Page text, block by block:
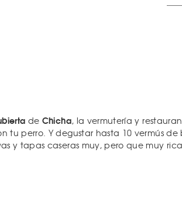
de Chicha, la vermutería y
tu perro. Y degustar hasta 10 vermús
y tapas caseras muy, pero que muy